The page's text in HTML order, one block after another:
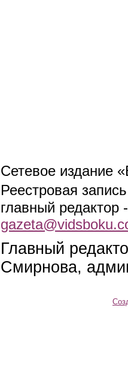
Сетевое издание
Реестровая
главный
Главный
Смирнова,